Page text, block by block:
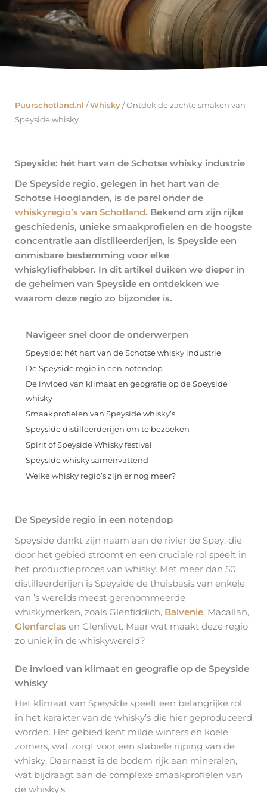
Puurschotland.nl /Whisky/Ontdek de zachte smaken van
Speyside whisky
Speyside: hét hart van de Schotse whisky industrie
De Speyside regio, gelegen in het hart van de
Schotse Hooglanden, is de parel onder de
whiskyregio’s van Schotland. Bekend om zijn rijke
geschiedenis, unieke smaakprofielen en de hoogste
concentratie aan distilleerderijen, is Speyside een
onmisbare bestemming voor elke
whiskyliefhebber. In dit artikel duiken we dieper in
de geheimen van Speyside en ontdekken we
waarom deze regio zo bijzonder is.
Navigeer snel door de onderwerpen
Speyside: hét hart van de Schotse whisky industrie
De Speyside regio in een notendop
De invloed van klimaat en geografie op de Speyside
whisky
Smaakprofielen van Speyside whisky’s
Speyside distilleerderijen om te bezoeken
Spirit of Speyside Whisky festival
Speyside whisky samenvattend
Welke whisky regio’s zijn er nog meer?
De Speyside regio in een notendop
Speyside dankt zijn naam aan de rivier de Spey, die
door het gebied stroomt en een cruciale rol speelt in
het productieproces van whisky. Met meer dan 50
distilleerderijen is Speyside de thuisbasis van enkele
van ’s werelds meest gerenommeerde
whiskymerken, zoals Glenfiddich, Balvenie, Macallan,
Glenfarclas en Glenlivet. Maar wat maakt deze regio
zo uniek in de whiskywereld?
De invloed van klimaat en geografie op de Speyside
whisky
Het klimaat van Speyside speelt een belangrijke rol
in het karakter van de whisky’s die hier geproduceerd
worden. Het gebied kent milde winters en koele
zomers, wat zorgt voor een stabiele rijping van de
whisky. Daarnaast is de bodem rijk aan mineralen,
wat bijdraagt aan de complexe smaakprofielen van
de whisky’s.